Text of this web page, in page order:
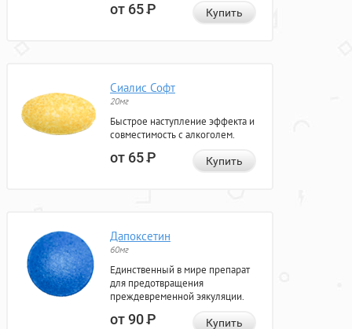
от 65Р Купить
Сиалис Софт
20мг
Быстрое наступление эффекта и
совместимость с алкоголем.
от 65Р Купить
Дапоксетин
60мг
Единственный в мире препарат
для предотвращения
преждевременной эякуляции.
от 90Р Купить